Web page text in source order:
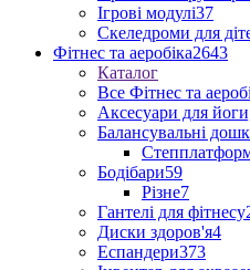
Ігрові модулі37
Скеледроми для
Фітнес та аеробіка2643
Каталог
Все Фітнес та
Аксесуари для
Балансувальні
Бодібари59
Різне7
Гантелі для фітнесу
Диски здоров'я4
Еспандери373